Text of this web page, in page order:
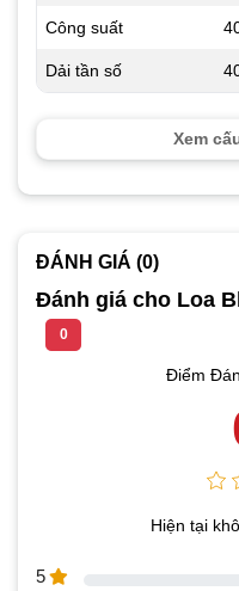
Công suất
Dải tần số
Xem
ĐÁNH GIÁ (0)
Đánh giá cho Loa
0
Điểm
Hiện tại
5